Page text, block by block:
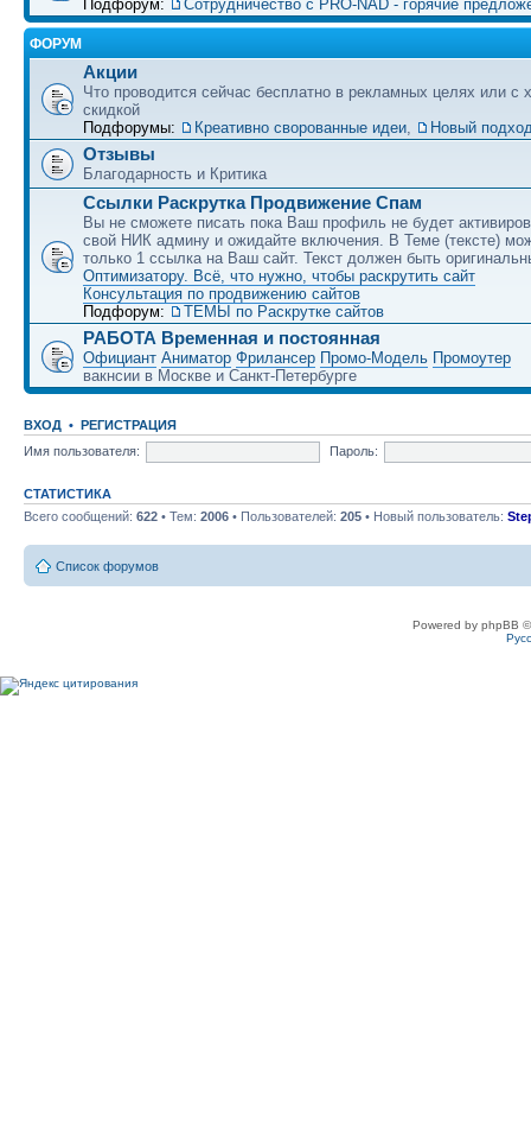
Подфорум: Сотрудничество c PRO-NAD - горячие
ФОРУМ
Акции
Что проводится сейчас бесплатно в рекламных целях или с
скидкой
Подфорумы:
Креативно сворованные идеи, Новый
Отзывы
Благодарность и Критика
Ссылки Раскрутка Продвижение Спам
Вы не сможете писать пока Ваш профиль не будет
свой НИК админу и ожидайте включения. В Теме (тексте)
только 1 ссылка на Ваш сайт. Текст должен быть
Оптимизатору. Всё, что нужно, чтобы раскрутить сайт
Консультация по продвижению сайтов
Подфорум:
ТЕМЫ по Раскрутке сайтов
РАБОТА Временная и постоянная
Официант Аниматор Фрилансер Промо-Модель Промоутер
вакнсии в Москве и Санкт-Петербурге
ВХОД • РЕГИСТРАЦИЯ
Имя пользователя:
Пароль:
СТАТИСТИКА
Всего сообщений: 622 • Тем: 2006 • Пользователей: 205 • Новый пользователь:
Список форумов
Powered by phpBB